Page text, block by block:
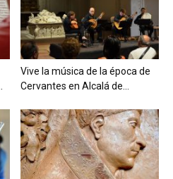
Vive la música de la época de
Cervantes en Alcalá de...